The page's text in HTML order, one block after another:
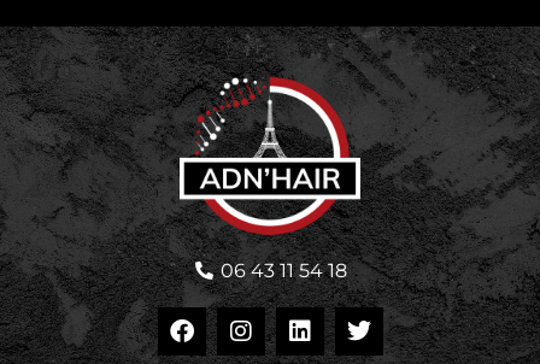
06 43 11 54 18